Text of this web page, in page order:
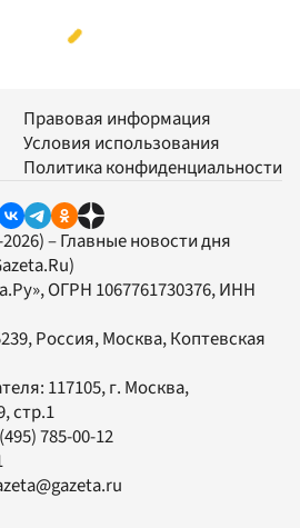
Правовая информация
Условия использования
Политика конфиденциальности
– Главные новости дня
, ОГРН 1067761730376, ИНН
Россия, Москва, Коптевская
117105, г. Москва,
стр.1
785-00-12